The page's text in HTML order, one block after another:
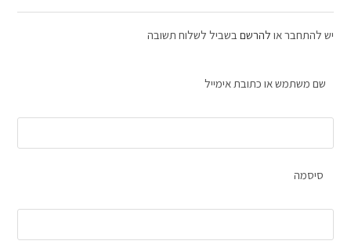
יש להתחבר או להרשם בשביל לשלוח תשובה
שם משתמש או כתובת אימייל
סיסמה